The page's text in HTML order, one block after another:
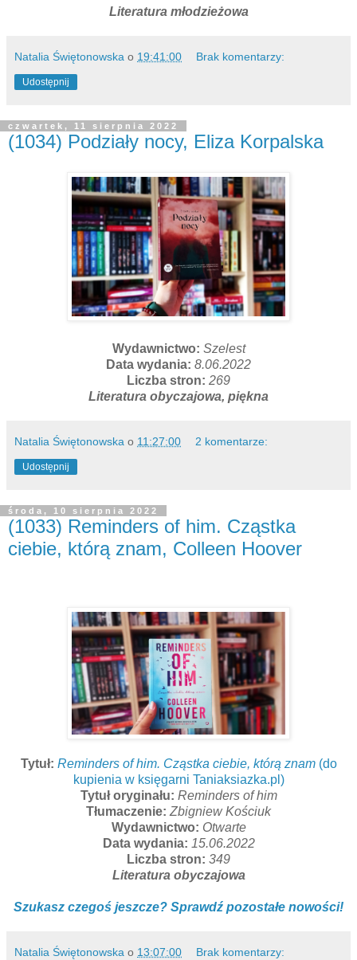
Literatura młodzieżowa
Natalia Świętonowska o 19:41:00 Brak komentarzy:
Udostępnij
czwartek, 11 sierpnia 2022
(1034) Podziały nocy, Eliza Korpalska
Wydawnictwo: Szelest
Data wydania: 8.06.2022
Liczba stron: 269
Literatura obyczajowa, piękna
Natalia Świętonowska o 11:27:00 2 komentarze:
Udostępnij
środa, 10 sierpnia 2022
(1033) Reminders of him. Cząstka
ciebie, którą znam, Colleen Hoover
Tytuł: Reminders of him. Cząstka ciebie, którą znam (do
kupienia w księgarni Taniaksiazka.pl)
Tytuł oryginału: Reminders of him
Tłumaczenie: Zbigniew Kościuk
Wydawnictwo: Otwarte
Data wydania: 15.06.2022
Liczba stron: 349
Literatura obyczajowa
Szukasz czegoś jeszcze? Sprawdź pozostałe nowości!
Natalia Świętonowska o 13:07:00 Brak komentarzy: